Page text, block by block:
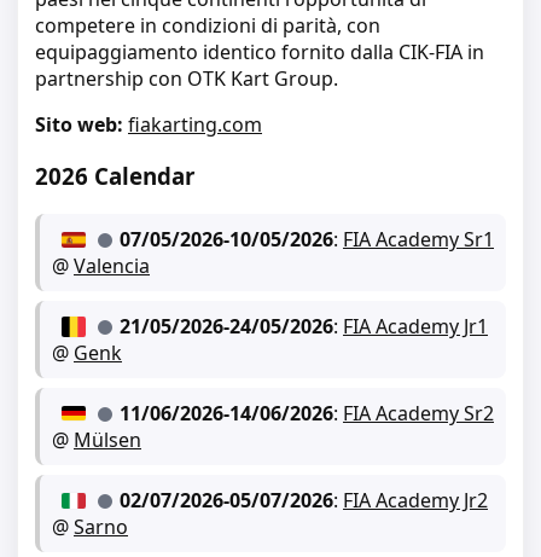
competere in condizioni di parità, con
equipaggiamento identico fornito dalla CIK-FIA in
partnership con OTK Kart Group.
Sito web: fiakarting.com
2026 Calendar
07/05/2026-10/05/2026: FIA Academy Sr1
@Valencia
21/05/2026-24/05/2026: FIA Academy Jr1
@ Genk
11/06/2026-14/06/2026: FIA Academy Sr2
@ Mülsen
02/07/2026-05/07/2026: FIA Academy Jr2
@Sarno